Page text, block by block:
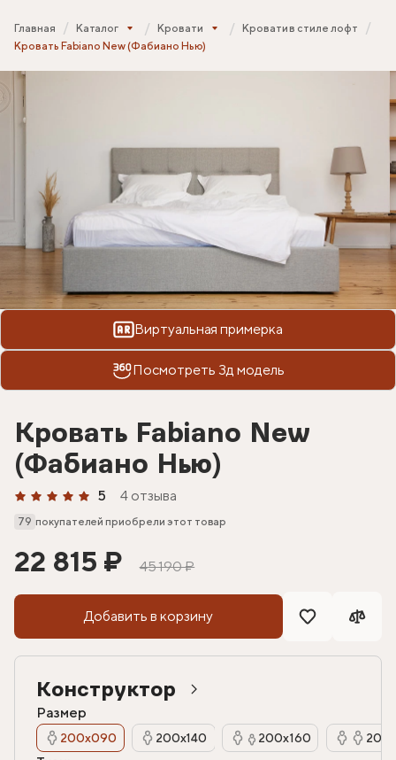
Главная Каталог Кровати
Кровати в стиле лофт
Кровать Fabiano New (Фабиано Нью)
Виртуальная примерка
Посмотреть 3д модель
Кровать Fabiano New
(Фабиано Нью)
5 4 отзыва
79 покупателей приобрели этот товар
22 815 ₽ 45 190 ₽
Добавить в корзину
Конструктор
Размер
200х090 200х140 200х160